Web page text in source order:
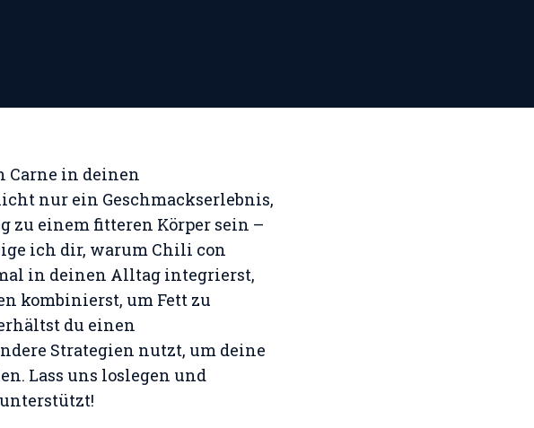
Carne in deinen
nur ein Geschmackserlebnis,
zu einem fitteren Körper sein –
ich dir, warum Chili con
in deinen Alltag integrierst,
kombinierst, um Fett zu
du einen
Strategien nutzt, um deine
Lass uns loslegen und